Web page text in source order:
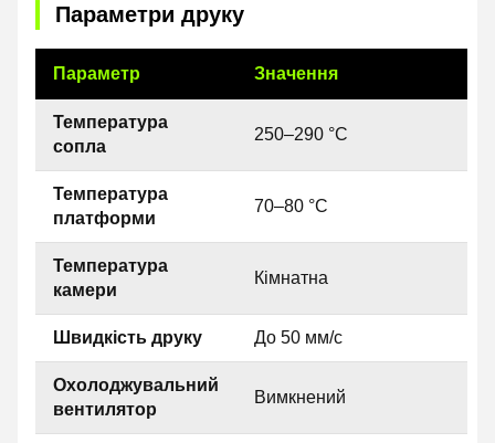
Параметри друку
Параметр Значення
Температура
сопла
250–290 °C
Температура
платформи
70–80 °C
Температура
камери
Кімнатна
Швидкість друку До 50 мм/с
Охолоджувальний
вентилятор
Вимкнений